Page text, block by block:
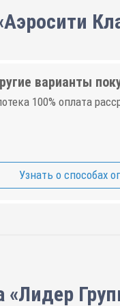
варианты
100% оплата
Узнать о способах